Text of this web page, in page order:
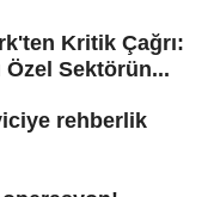
Kritik Çağrı:
Özel Sektörün...
rehberlik